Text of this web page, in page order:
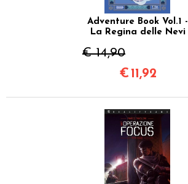
Adventure Book Vol.1 -
La Regina delle Nevi
€ 14,90
€ 11,92